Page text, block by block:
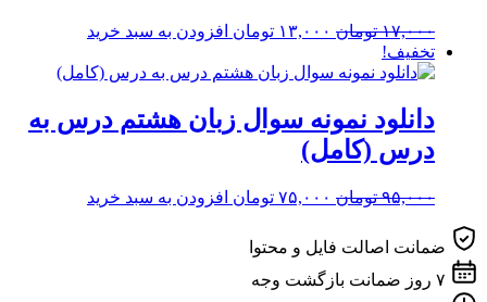
۱۷,۰۰۰ تومان قیمت
۱۷,۰۰۰ تومان
۱۳,۰۰۰ تومان قیمت
۱۳,۰۰۰ تومان
افزودن به سبد خرید
تخفیف!
دانلود نمونه سوال زبان هشتم درس به
درس (کامل)
۹۵,۰۰۰ تومان قیمت
۹۵,۰۰۰ تومان
بود.
۷۵,۰۰۰ تومان قیمت
افزودن به سبد خرید
ضمانت اصالت فایل و محتوا
۷ روز ضمانت بازگشت وجه